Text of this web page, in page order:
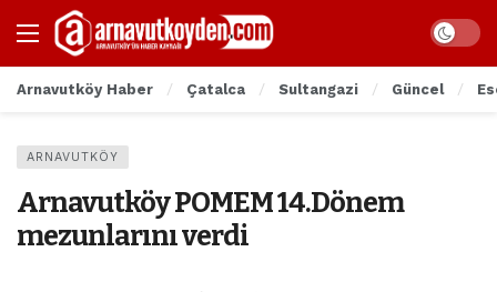
Arnavutköy Haber Çatalca Sultangazi Güncel
ARNAVUTKÖY
Arnavutköy POMEM 14.Dönem
mezunlarını verdi